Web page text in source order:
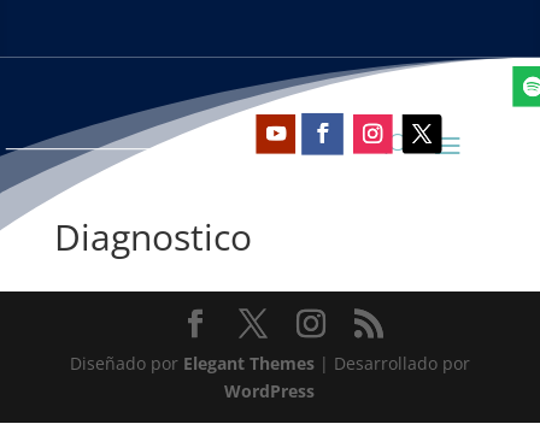
Diagnostico
Diseñado por Elegant Themes| Desarrollado por
WordPress